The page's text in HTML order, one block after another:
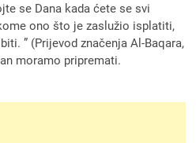
se Dana kada ćete se svi
ono što je zaslužio isplatiti,
” (Prijevod značenja Al-Baqara,
moramo pripremati.